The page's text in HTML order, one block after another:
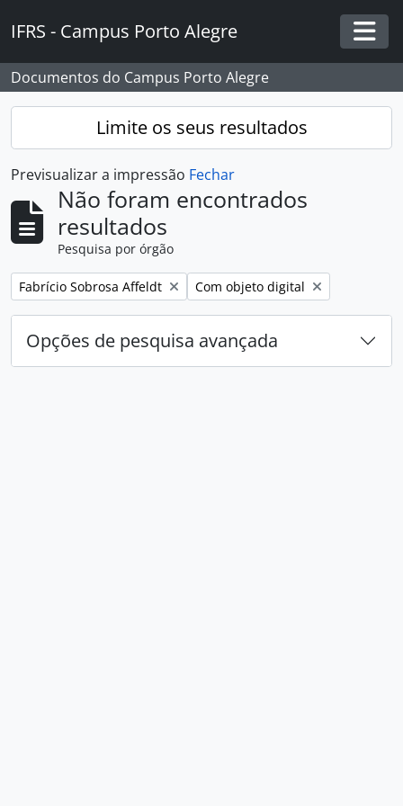
IFRS - Campus Porto Alegre
Documentos do Campus Porto Alegre
Limite os seus resultados
Previsualizar a impressão Fechar
Não foram encontrados
resultados
Pesquisa por órgão
Remover filtro:
Fabrício Sobrosa Affeldt Remover filtro:
Com objeto digital
Opções de pesquisa avançada